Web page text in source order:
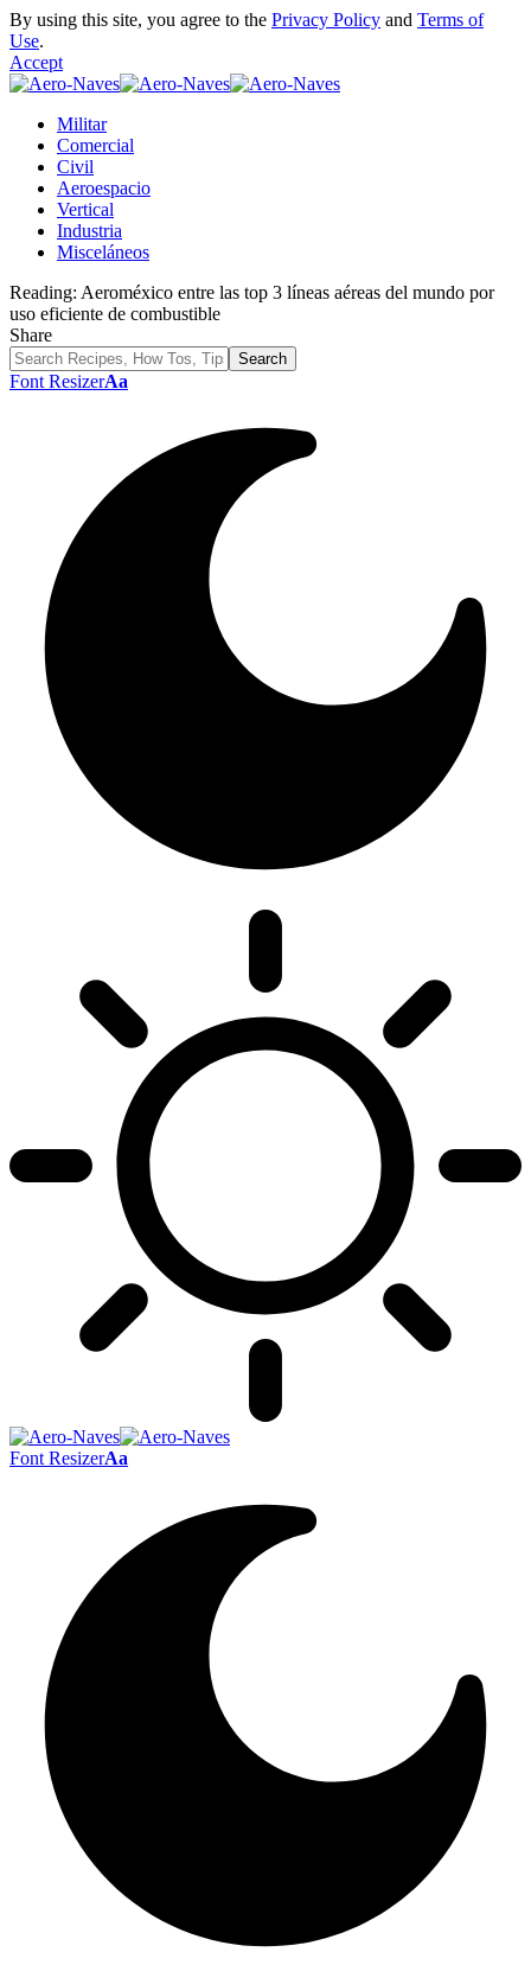
By using this site, you agree to the Privacy Policy and Terms of
Use.
Accept
Militar
Comercial
Civil
Aeroespacio
Vertical
Industria
Misceláneos
Reading: Aeroméxico entre las top 3 líneas aéreas del mundo por
uso eficiente de combustible
Share
Font ResizerAa
Font ResizerAa